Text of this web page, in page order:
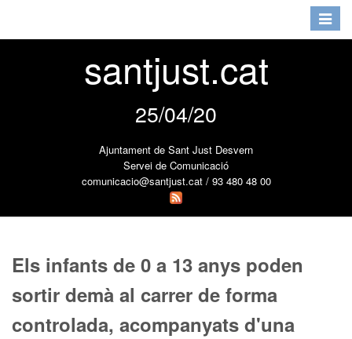
Toggle
santjust.cat
25/04/20
Ajuntament de Sant Just Desvern
Servei de Comunicació
comunicacio@santjust.cat / 93 480 48 00
Els infants de 0 a 13 anys poden
sortir demà al carrer de forma
controlada, acompanyats d'una